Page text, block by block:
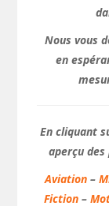
Nous vous
en
En cliquant
aperçu
Aviation –
Fiction –